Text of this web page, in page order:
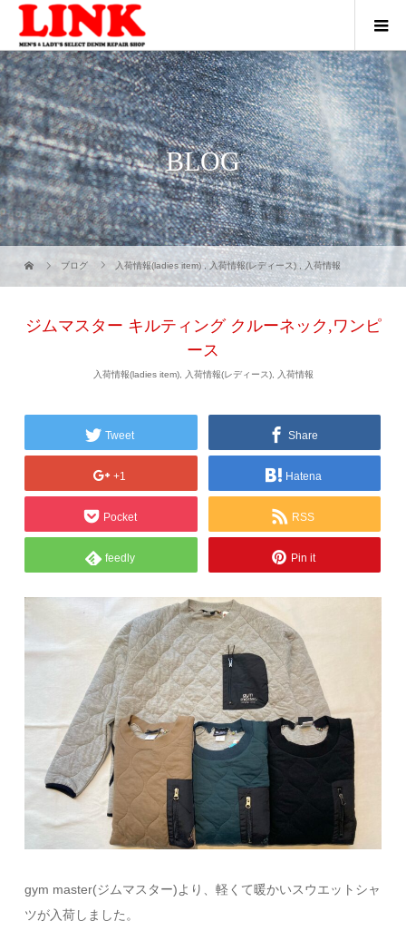
BLOG
ブログ 入荷情報(ladies item) ,入荷情報(レディース) 入荷情報
ジムマスター キルティング クルーネック,ワンピ
ース
入荷情報(ladies item), 入荷情報(レディース), 入荷情報
Tweet Share
+1 Hatena
Pocket RSS
feedly Pin it
gym master(ジムマスター)より、軽くて暖かいスウエットシャ
ツが入荷しました。